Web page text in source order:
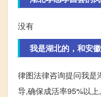
没有
我是湖北的，和安
律图法律咨询提问我是
导,确保成活率95%以上,